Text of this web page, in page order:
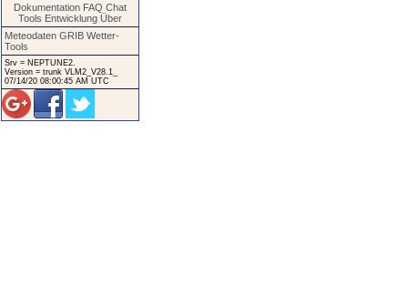
Dokumentation FAQ Chat
Tools Entwicklung Über
Meteodaten GRIB Wetter-
Tools
Srv = NEPTUNE2.
Version = trunk VLM2_V28.1_
07/14/20 08:00:45 AM UTC